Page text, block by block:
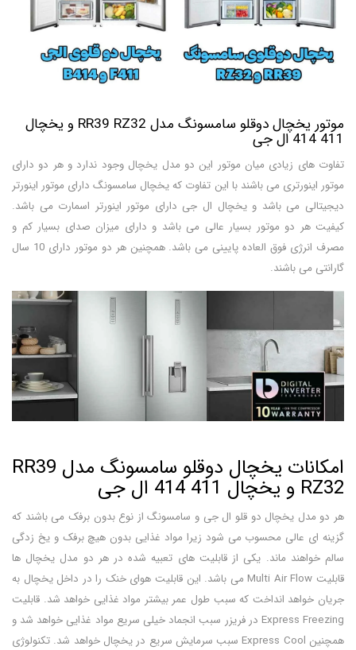
موتور یخچال دوقلو سامسونگ مدل RR39 RZ32 و یخچال
411 414 ال جی
تفاوت های زیادی میان موتور این دو مدل یخچال وجود ندارد و هر دو دارای
موتور اینورتری می باشند با این تفاوت که یخچال سامسونگ دارای موتور اینورتر
دیجیتالی می باشد و یخچال ال جی دارای موتور اینورتر اسمارت می باشد.
کیفیت هر دو موتور بسیار عالی می باشد و دارای میزان صدای بسیار کم و
مصرف انرژی فوق العاده پایینی می باشد. همچنین هر دو موتور دارای 10 سال
گارانتی می باشند.
امکانات یخچال دوقلو سامسونگ مدل RR39
RZ32 و یخچال 411 414 ال جی
هر دو مدل یخچال دو قلو ال جی و سامسونگ از نوع بدون برفک می باشند که
گزینه ای عالی محسوب می شود زیرا مواد غذایی بدون هیچ برفک و یخ زدگی
سالم خواهند ماند. یکی از قابلیت های تعبیه شده در هر دو مدل یخچال ها
قابلیت Multi Air Flow می باشد. این قابلیت هوای خنک را در داخل یخچال به
جریان خواهد انداخت که سبب طول عمر بیشتر مواد غذایی خواهد شد. قابلیت
Express Freezing در فریزر سبب انجماد خیلی سریع مواد غذایی خواهد شد و
همچنین Express Cool سبب سرمایش سریع در یخچال خواهد شد. تکنولوژی